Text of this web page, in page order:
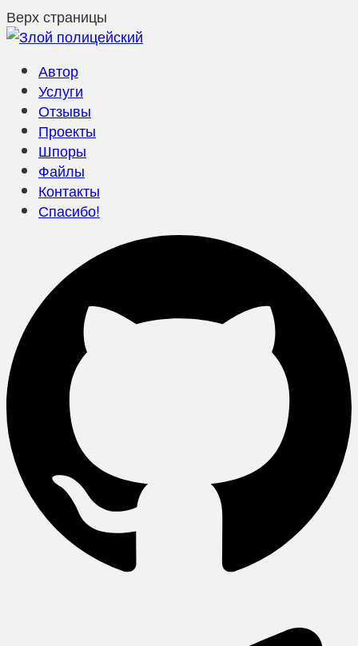
Верх страницы
Автор
Услуги
Отзывы
Проекты
Шпоры
Файлы
Контакты
Спасибо!